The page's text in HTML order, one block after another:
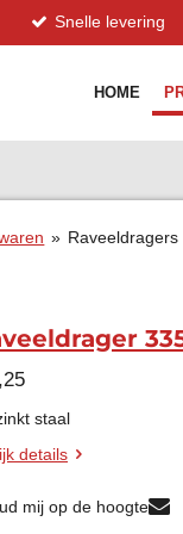
Snelle levering
HOME
» Raveeldragers
staal
details
mij op de hoogte